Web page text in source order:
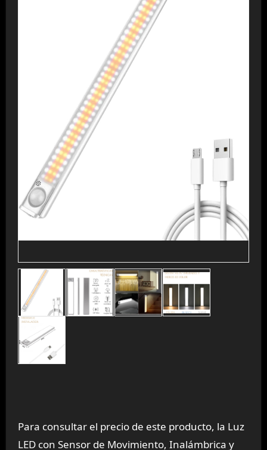
Para consultar el precio de este producto, la Luz
LED con Sensor de Movimiento, Inalámbrica y